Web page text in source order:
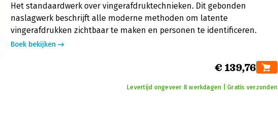
Het standaardwerk over vingerafdruktechnieken. Dit gebonden
naslagwerk beschrijft alle moderne methoden om latente
vingerafdrukken zichtbaar te maken en personen te identificeren.
Boek bekijken
€ 139,76
Levertijd ongeveer 8 werkdagen | Gratis verzonden